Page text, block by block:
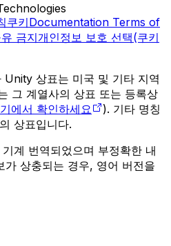
쿠키Documentation Terms of
금지개인정보 보호 선택(쿠키
상표는 미국 및 기타 지역
그 계열사의 상표 또는 등록상
에서 확인하세요
). 기타 명칭
상표입니다.
계 번역되었으며 부정확한 내
가 상충되는 경우, 영어 버전을